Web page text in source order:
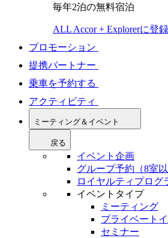
毎年2泊の無料宿泊
ALL Accor + Explorerに登録
プロモーション
提携パートナー
乗車を予約する
アクティビティ
ミーティング＆イベント
戻る
イベント企画
グループ予約（8室以
ロイヤルティプログ
イベントタイプ
ミーティング
プライベート
セミナー